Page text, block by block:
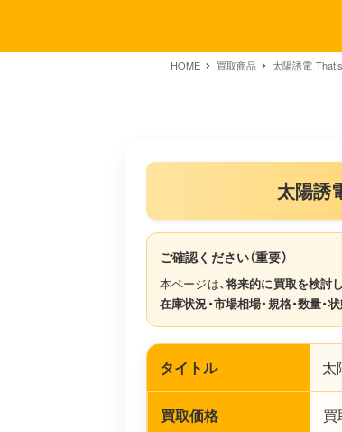
HOME 買取商品 太陽誘電
太陽誘
ご確認ください（重要）
本ページは、将来的に買取を検討
在庫状況・市場相場・規格・数量・
タイトル 太
買取価格 買